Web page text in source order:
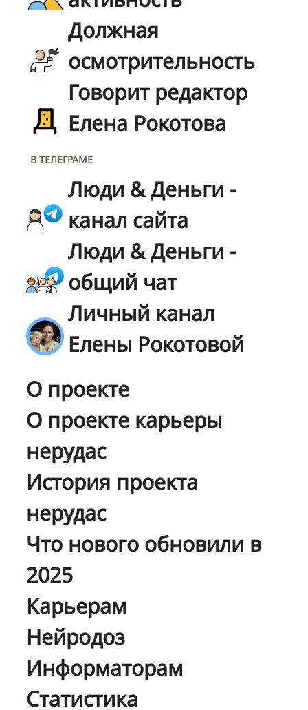
Должная
осмотрительность
Говорит редактор
Елена Рокотова
В ТЕЛЕГРАМЕ
Люди & Деньги -
канал сайта
Люди & Деньги -
общий чат
Личный канал
Елены Рокотовой
О проекте
О проекте карьеры
нерудас
История проекта
нерудас
Что нового обновили в
2025
Карьерам
Нейродоз
Информаторам
Статистика